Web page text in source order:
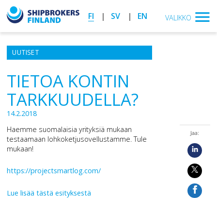
FI SV EN VALIKKO
UUTISET
TIETOA KONTIN
TARKKUUDELLA?
14.2.2018
Haemme suomalaisia yrityksiä mukaan
testaamaan lohkoketjusovellustamme. Tule
mukaan!
https://projectsmartlog.com/
Lue lisää tästä esityksestä
Jaa: